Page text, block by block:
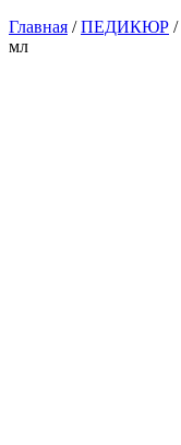
Главная /ПЕДИКЮР /
мл